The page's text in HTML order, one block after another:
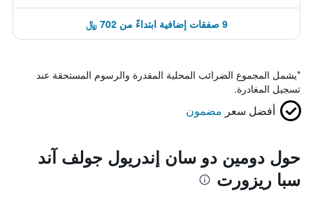
9 صفقات إضافية ابتداءً من 702 ﷼
*يشمل المجموع الضرائب المحلية المقدرة والرسوم المستحقة عند
تسجيل المغادرة.
أفضل سعر مضمون
حول دومين دو سان إندريول جولف آند
سبا ريزورت